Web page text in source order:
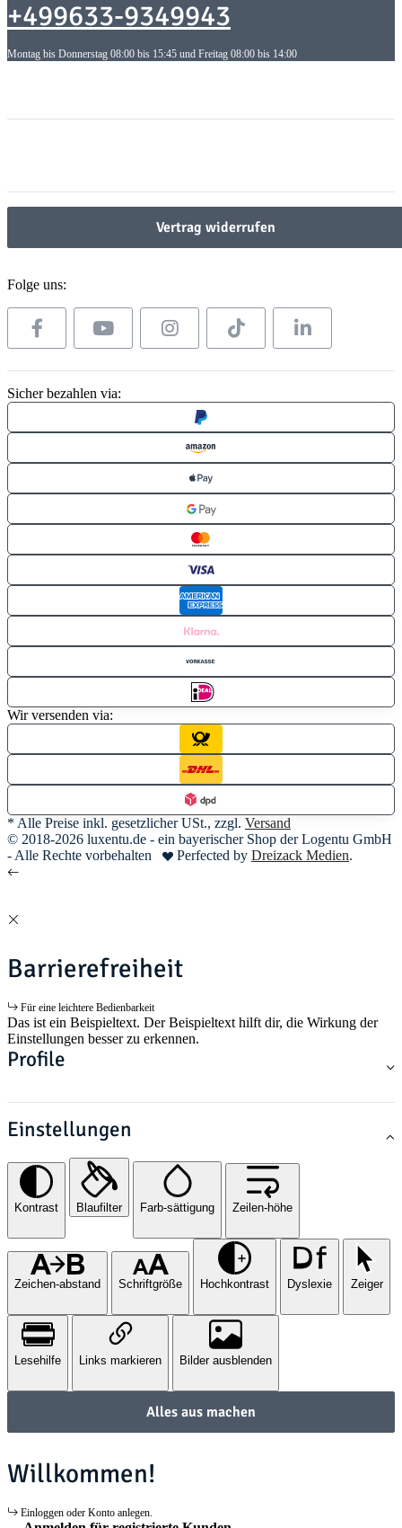
+499633-9349943
Montag bis Donnerstag 08:00 bis 15:45 und Freitag 08:00 bis 14:00
Vertrag widerrufen
Folge uns:
Sicher bezahlen via:
Wir versenden via:
* Alle Preise inkl. gesetzlicher USt., zzgl. Versand
© 2018-2026 luxentu.de - ein bayerischer Shop der Logentu GmbH
- Alle Rechte vorbehalten
Perfected by Dreizack Medien.
Barrierefreiheit
Für eine leichtere Bedienbarkeit
Das ist ein Beispieltext. Der Beispieltext hilft dir, die Wirkung der
Einstellungen besser zu erkennen.
Profile
Einstellungen
Kontrast Blaufilter Farb-sättigung Zeilen-höhe
Zeichen-abstand Schriftgröße Hochkontrast Dyslexie Zeiger
Lesehilfe Links markieren Bilder ausblenden
Alles aus machen
Willkommen!
Einloggen oder Konto anlegen.